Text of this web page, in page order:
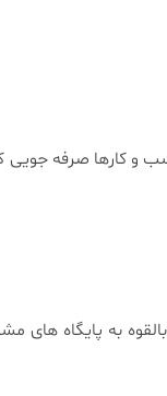
و کارها صرفه جویی
به پایگاه های